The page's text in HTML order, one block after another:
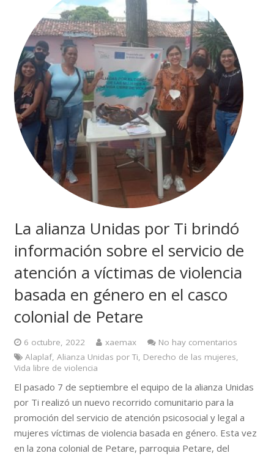
La alianza Unidas por Ti brindó
información sobre el servicio de
atención a víctimas de violencia
basada en género en el casco
colonial de Petare
6 octubre, 2022 xaemax
No hay comentarios
Alaplaf, Alianza Unidas por Ti Derecho de las mujeres
Vida libre de violencia
El pasado 7 de septiembre el equipo de la alianza Unidas
por Ti realizó un nuevo recorrido comunitario para la
promoción del servicio de atención psicosocial y legal a
mujeres víctimas de violencia basada en género. Esta vez
en la zona colonial de Petare, parroquia Petare, del